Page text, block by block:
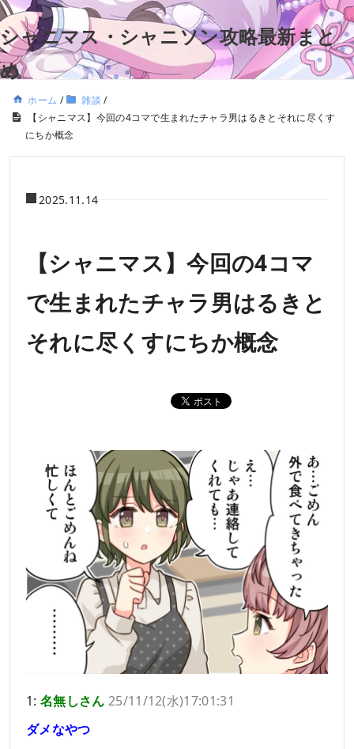
シャニマス・シャニソン攻略最新まと
め
ホーム / 雑談 /
【シャニマス】今回の4コマで生まれたチャラ男はるきとそれに尽くす
にちか概念
2025.11.14
【シャニマス】今回の4コマ
で生まれたチャラ男はるきと
それに尽くすにちか概念
1: 名無しさん 25/11/12(水)17:01:31
ダメなやつ